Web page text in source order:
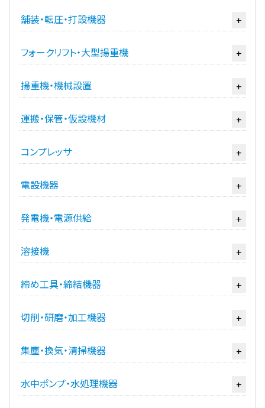
舗装・転圧・打設機器 +
フォークリフト・大型揚重機 +
揚重機・機械設置 +
運搬・保管・仮設機材 +
コンプレッサ +
電設機器 +
発電機・電源供給 +
溶接機 +
締め工具・締結機器 +
切削・研磨・加工機器 +
集塵・換気・清掃機器 +
水中ポンプ・水処理機器 +